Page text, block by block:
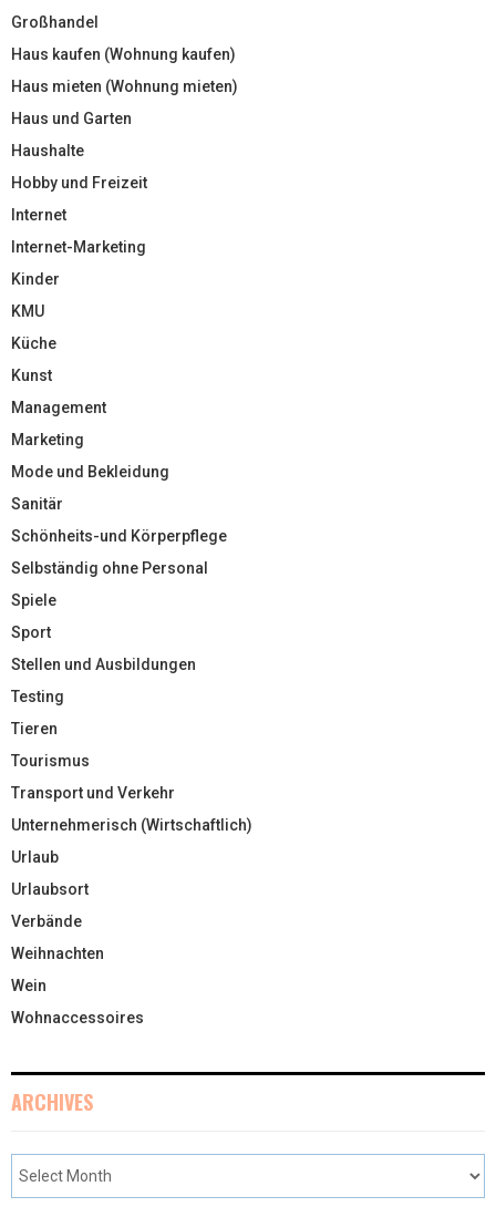
Großhandel
Haus kaufen (Wohnung kaufen)
Haus mieten (Wohnung mieten)
Haus und Garten
Haushalte
Hobby und Freizeit
Internet
Internet-Marketing
Kinder
KMU
Küche
Kunst
Management
Marketing
Mode und Bekleidung
Sanitär
Schönheits-und Körperpflege
Selbständig ohne Personal
Spiele
Sport
Stellen und Ausbildungen
Testing
Tieren
Tourismus
Transport und Verkehr
Unternehmerisch (Wirtschaftlich)
Urlaub
Urlaubsort
Verbände
Weihnachten
Wein
Wohnaccessoires
ARCHIVES